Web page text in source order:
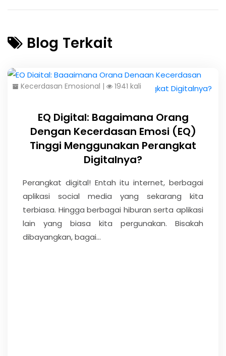
Blog Terkait
Kecerdasan Emosional | 1941 kali
EQ Digital: Bagaimana Orang
Dengan Kecerdasan Emosi (EQ)
Tinggi Menggunakan Perangkat
Digitalnya?
Perangkat digital! Entah itu internet, berbagai
aplikasi social media yang sekarang kita
terbiasa. Hingga berbagai hiburan serta aplikasi
lain yang biasa kita pergunakan. Bisakah
dibayangkan, bagai...